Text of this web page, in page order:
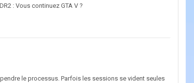
: Vous continuez GTA V ?
le processus. Parfois les sessions se vident seules